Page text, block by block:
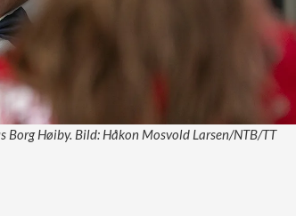
Høiby. Bild: Håkon Mosvold Larsen/NTB/TT